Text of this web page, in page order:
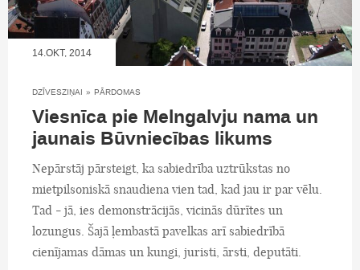
14.OKT, 2014
DZĪVESZIŅAI » PĀRDOMAS
Viesnīca pie Melngalvju nama un
jaunais Būvniecības likums
Nepārstāj pārsteigt, ka sabiedrība uztrūkstas no
mietpilsoniskā snaudiena vien tad, kad jau ir par vēlu.
Tad - jā, ies demonstrācijās, vicinās dūrītes un
lozungus. Šajā ļembastā pavelkas arī sabiedrībā
cienījamas dāmas un kungi, juristi, ārsti, deputāti.